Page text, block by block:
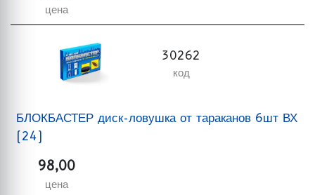
цена
30262
код
БЛОКБАСТЕР диск-ловушка от тараканов 6шт ВХ
(24)
98,00
цена